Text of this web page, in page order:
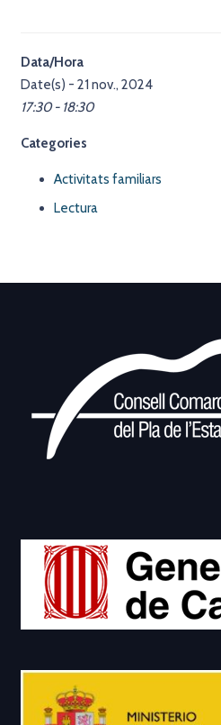
Data/Hora
Date(s) - 21 nov., 2024
17:30 - 18:30
Categories
Activitats familiars
Lectura